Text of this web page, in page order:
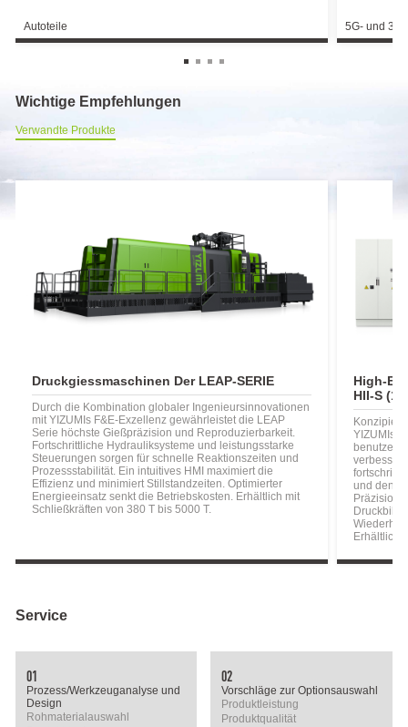
Autoteile 5G- und
Wichtige Empfehlungen
Verwandte Produkte
Druckgiessmaschinen Der LEAP-SERIE
Durch die Kombination globaler Ingenieursinnovationen
mit YIZUMIs F&E-Exzellenz gewährleistet die LEAP
Serie höchste Gießpräzision und Reproduzierbarkeit.
Fortschrittliche Hydrauliksysteme und leistungsstarke
Steuerungen sorgen für schnelle Reaktionszeiten und
Prozessstabilität. Ein intuitives HMI maximiert die
Effizienz und minimiert Stillstandzeiten. Optimierter
Energieeinsatz senkt die Betriebskosten. Erhältlich mit
Schließkräften von 380 T bis 5000 T.
High-
HII-S
Konzipiert
YIZUMIs
und den
Erhältlich
Service
01
Prozess/Werkzeuganalyse und
Design
Rohmaterialauswahl
02
Vorschläge zur Optionsauswahl
Produktleistung
Produktqualität